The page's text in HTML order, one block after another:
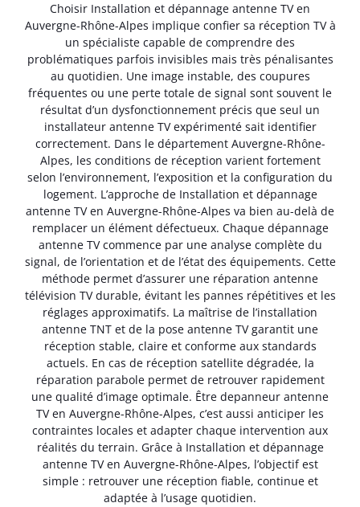
Choisir Installation et dépannage antenne TV en
Auvergne-Rhône-Alpes implique confier sa réception TV à
un spécialiste capable de comprendre des
problématiques parfois invisibles mais très pénalisantes
au quotidien. Une image instable, des coupures
fréquentes ou une perte totale de signal sont souvent le
résultat d’un dysfonctionnement précis que seul un
installateur antenne TV expérimenté sait identifier
correctement. Dans le département Auvergne-Rhône-
Alpes, les conditions de réception varient fortement
selon l’environnement, l’exposition et la configuration du
logement. L’approche de Installation et dépannage
antenne TV en Auvergne-Rhône-Alpes va bien au-delà de
remplacer un élément défectueux. Chaque dépannage
antenne TV commence par une analyse complète du
signal, de l’orientation et de l’état des équipements. Cette
méthode permet d’assurer une réparation antenne
télévision TV durable, évitant les pannes répétitives et les
réglages approximatifs. La maîtrise de l’installation
antenne TNT et de la pose antenne TV garantit une
réception stable, claire et conforme aux standards
actuels. En cas de réception satellite dégradée, la
réparation parabole permet de retrouver rapidement
une qualité d’image optimale. Être depanneur antenne
TV en Auvergne-Rhône-Alpes, c’est aussi anticiper les
contraintes locales et adapter chaque intervention aux
réalités du terrain. Grâce à Installation et dépannage
antenne TV en Auvergne-Rhône-Alpes, l’objectif est
simple : retrouver une réception fiable, continue et
adaptée à l’usage quotidien.